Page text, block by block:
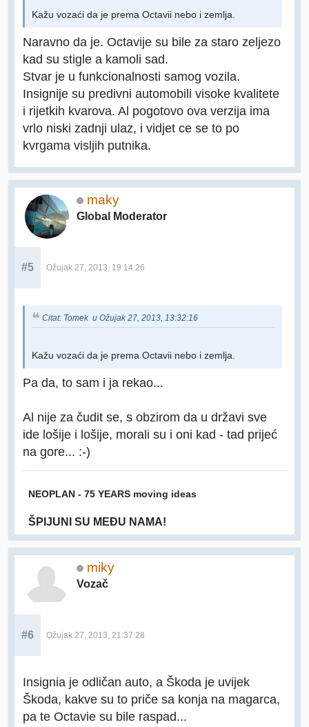
Kažu vozaći da je prema Octavii nebo i zemlja.
Naravno da je. Octavije su bile za staro zeljezo
kad su stigle a kamoli sad.
Stvar je u funkcionalnosti samog vozila.
Insignije su predivni automobili visoke kvalitete
i rijetkih kvarova. Al pogotovo ova verzija ima
vrlo niski zadnji ulaz, i vidjet ce se to po
kvrgama visljih putnika.
maky
Global Moderator
#5 Ožujak 27, 2013, 19:14:26
Citat: Tomek u Ožujak 27, 2013, 13:32:16
Kažu vozaći da je prema Octavii nebo i zemlja.
Pa da, to sam i ja rekao...
Al nije za čudit se, s obzirom da u državi sve
ide lošije i lošije, morali su i oni kad - tad prijeć
na gore... :-)
NEOPLAN - 75 YEARS moving ideas
ŠPIJUNI SU MEĐU NAMA!
miky
Vozač
#6 Ožujak 27, 2013, 21:37:28
Insignia je odličan auto, a Škoda je uvijek
Škoda, kakve su to priče sa konja na magarca,
pa te Octavie su bile raspad...